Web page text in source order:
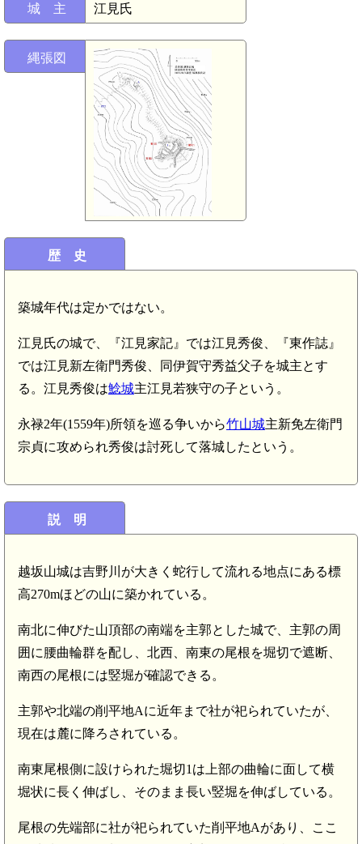
城 主 江見氏
縄張図
歴 史
築城年代は定かではない。
江見氏の城で、『江見家記』では江見秀俊、『東作誌』
では江見新左衛門秀俊、同伊賀守秀益父子を城主とす
る。江見秀俊は鯰城主江見若狭守の子という。
永禄2年(1559年)所領を巡る争いから竹山城主新免左衛門
宗貞に攻められ秀俊は討死して落城したという。
説 明
越坂山城は吉野川が大きく蛇行して流れる地点にある標
高270mほどの山に築かれている。
南北に伸びた山頂部の南端を主郭とした城で、主郭の周
囲に腰曲輪群を配し、北西、南東の尾根を堀切で遮断、
南西の尾根には竪堀が確認できる。
主郭や北端の削平地Aに近年まで社が祀られていたが、
現在は麓に降ろされている。
南東尾根側に設けられた堀切1は上部の曲輪に面して横
堀状に長く伸ばし、そのまま長い竪堀を伸ばしている。
尾根の先端部に社が祀られていた削平地Aがあり、ここ